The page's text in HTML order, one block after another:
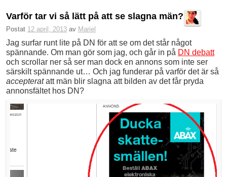
Varför tar vi så lätt på att se slagna män?
Postat 12 april, 2013 av Mariel
Jag surfar runt lite på DN för att se om det står något
spännande. Om man gör som jag, och går in på DN debatt
och scrollar ner så ser man dock en annons som inte ser
särskilt spännande ut… Och jag funderar på varför det är så
accepteratatt män blir slagna att bilden av det får pryda
annonsfältet hos DN?